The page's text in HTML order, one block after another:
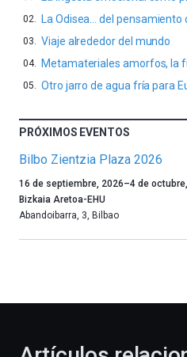
La Odisea… del pensamiento
Viaje alrededor del mundo
Metamateriales amorfos, la
Otro jarro de agua fría para
PRÓXIMOS EVENTOS
Bilbo Zientzia Plaza 2026
Un
año
más,
16 de septiembre, 2026–4 de
Bizkaia Aretoa-EHU
Abandoibarra, 3, Bilbao